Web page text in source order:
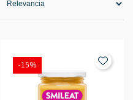
-15%